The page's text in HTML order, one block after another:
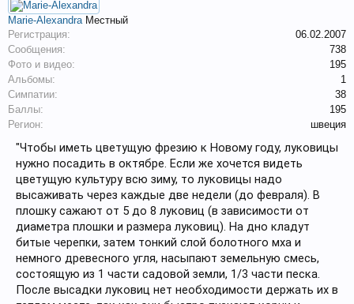
Marie-Alexandra Местный
Регистрация:
06.02.2007
Сообщения:
738
Фото и видео:
195
Альбомы:
1
Симпатии:
38
Баллы:
195
Регион:
швеция
"Чтобы иметь цветущую фрезию к Новому году, луковицы
нужно посадить в октябре. Если же хочется видеть
цветущую культуру всю зиму, то луковицы надо
высаживать через каждые две недели (до февраля). В
плошку сажают от 5 до 8 луковиц (в зависимости от
диаметра плошки и размера луковиц). На дно кладут
битые черепки, затем тонкий слой болотного мха и
немного древесного угля, насыпают земельную смесь,
состоящую из 1 части садовой земли, 1/3 части песка.
После высадки луковиц нет необходимости держать их в